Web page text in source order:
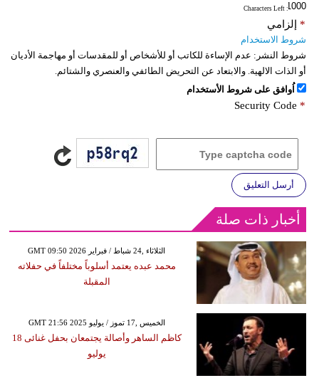
: Characters Left
إلزامي *
شروط الاستخدام
شروط النشر: عدم الإساءة للكاتب أو للأشخاص أو للمقدسات أو مهاجمة الأديان
أو الذات الالهية. والابتعاد عن التحريض الطائفي والعنصري والشتائم.
اُوافق على شروط الأستخدام
Security Code *
أرسل التعليق
أخبار ذات صلة
GMT 09:50 2026 الثلاثاء ,24 شباط / فبراير
محمد عبده يعتمد أسلوباً مختلفاً في حفلاته
المقبلة
GMT 21:56 2025 الخميس ,17 تموز / يوليو
كاظم الساهر وأصالة يجتمعان بحفل غنائى 18
يوليو